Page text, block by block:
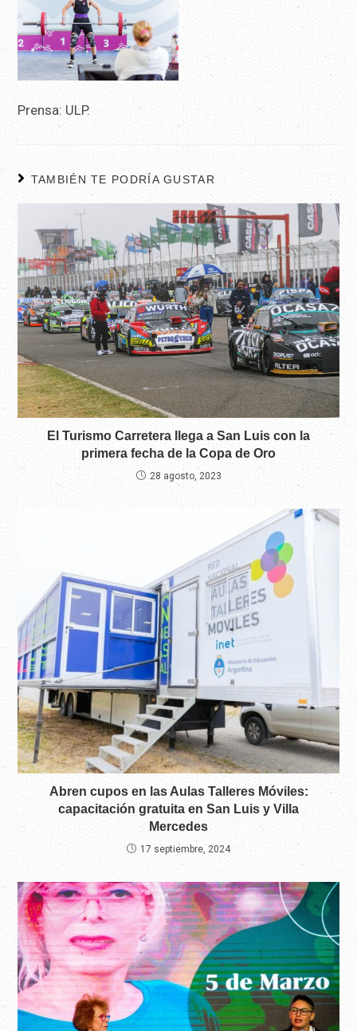
Prensa: ULP.
TAMBIÉN TE PODRÍA GUSTAR
El Turismo Carretera llega a San Luis con la
primera fecha de la Copa de Oro
28 agosto, 2023
Abren cupos en las Aulas Talleres Móviles:
capacitación gratuita en San Luis y Villa
Mercedes
17 septiembre, 2024